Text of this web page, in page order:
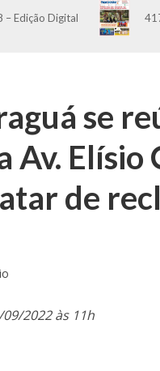
– Edição Digital
se
Av. Elísio
de
2022 às 11h